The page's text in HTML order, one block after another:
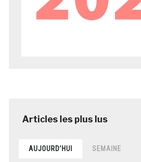
AUJOURD’HUI SEMAINE